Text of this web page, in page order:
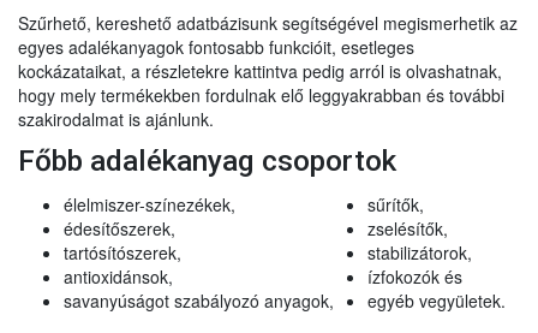
Szűrhető, kereshető adatbázisunk segítségével megismerhetik az
egyes adalékanyagok fontosabb funkcióit, esetleges
kockázataikat, a részletekre kattintva pedig arról is olvashatnak,
hogy mely termékekben fordulnak elő leggyakrabban és további
szakirodalmat is ajánlunk.
Főbb adalékanyag csoportok
élelmiszer-színezékek,
édesítőszerek,
tartósítószerek,
antioxidánsok,
savanyúságot szabályozó anyagok,
sűrítők,
zselésítők,
stabilizátorok,
ízfokozók és
egyéb vegyületek.